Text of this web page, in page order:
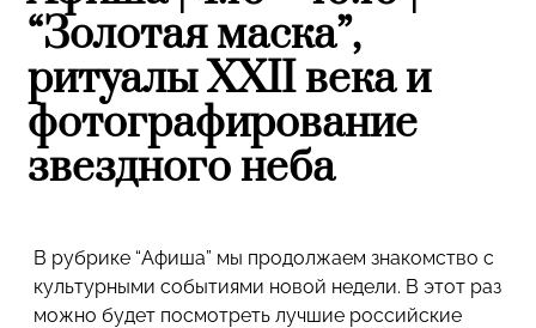
“Золотая маска”,
ритуалы XXII века и
фотографирование
звездного неба
В рубрике “Афиша” мы продолжаем знакомство с
культурными событиями новой недели. В этот раз
можно будет посмотреть лучшие российские